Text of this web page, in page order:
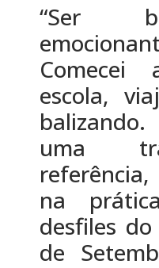
“Ser
escola,
uma
na
desfiles
de